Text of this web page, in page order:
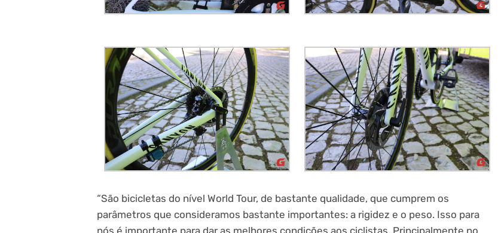
“São bicicletas do nível World Tour, de bastante qualidade, que cumprem os
parâmetros que consideramos bastante importantes: a rigidez e o peso. Isso para